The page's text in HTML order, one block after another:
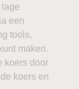
een
tools,
maken.
koers door
koers en